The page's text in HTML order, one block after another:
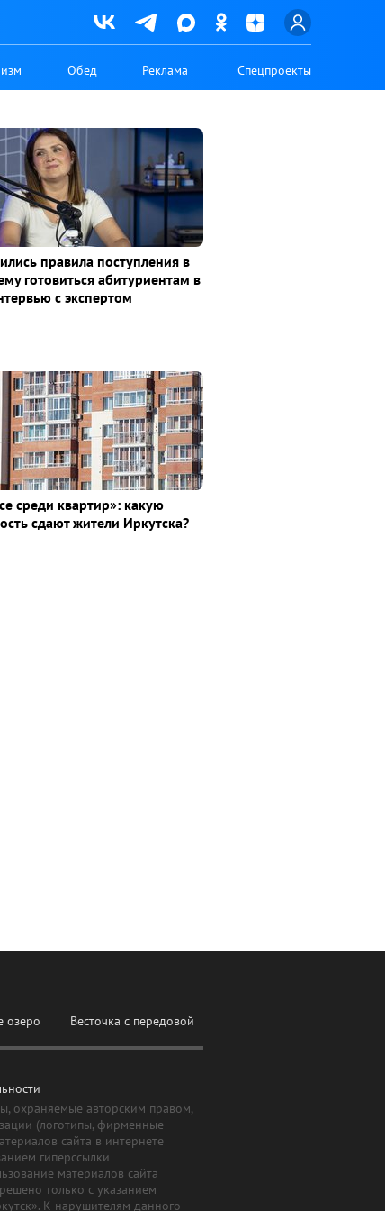
Обед Реклама Спецпроекты
правила поступления в
готовиться абитуриентам в
с экспертом
среди квaртир»: какую
сдают жители Иркутска?
озеро Весточка с передовой
охраняемые авторским правом,
(логотипы, фирменные
сайта в интернете
гиперссылки
материалов сайта
только с указанием
К нарушителям данного